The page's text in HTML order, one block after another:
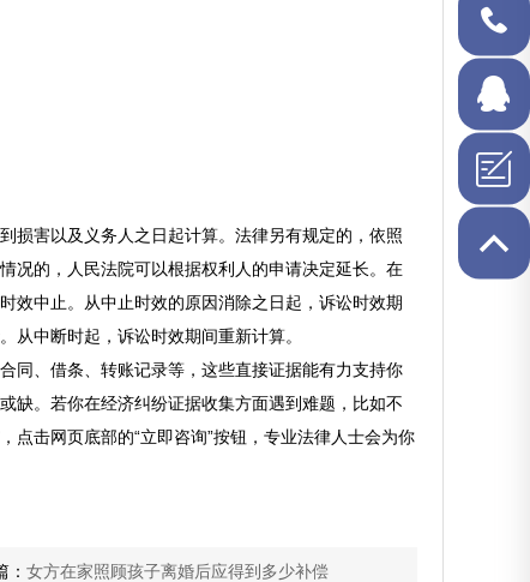
损害以及义务人之日起计算。法律另有规定的，依照
况的，人民法院可以根据权利人的申请决定延长。在
效中止。从中止时效的原因消除之日起，诉讼时效期
从中断时起，诉讼时效期间重新计算。
同、借条、转账记录等，这些直接证据能有力支持你
缺。若你在经济纠纷证据收集方面遇到难题，比如不
击网页底部的“立即咨询”按钮，专业法律人士会为你
： 女方在家照顾孩子离婚后应得到多少补偿
134-
2792-
4848
在线QQ